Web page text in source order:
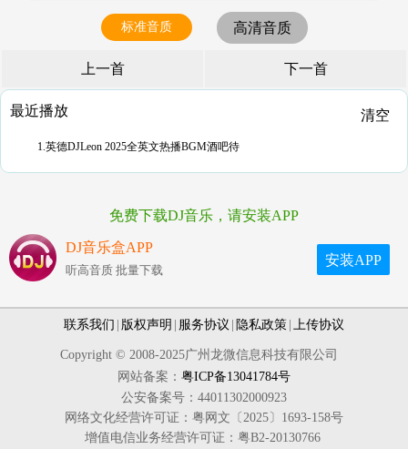
标准音质 高清音质
上一首 下一首
最近播放 清空
1.英德DJLeon 2025全英文热播BGM酒吧待
免费下载DJ音乐，请安装APP
DJ音乐盒APP
听高音质 批量下载
安装APP
联系我们 版权声明 服务协议 隐私政策 上传协议
Copyright © 2008-2025广州龙微信息科技有限公司
网站备案： 粤ICP备13041784号
公安备案号：44011302000923
网络文化经营许可证：粤网文〔2025〕1693-158号
增值电信业务经营许可证：粤B2-20130766